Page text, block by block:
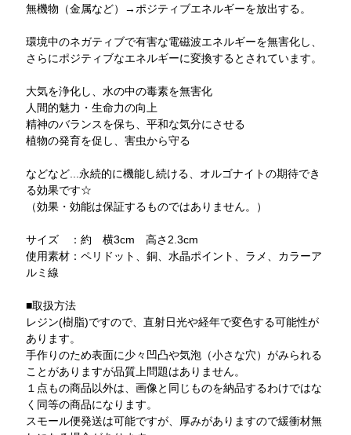
無機物（金属など）→ポジティブエネルギーを放出する。
環境中のネガティブで有害な電磁波エネルギーを無害化し、
さらにポジティブなエネルギーに変換するとされています。
大気を浄化し、水の中の毒素を無害化
人間的魅力・生命力の向上
精神のバランスを保ち、平和な気分にさせる
植物の発育を促し、害虫から守る
などなど...永続的に機能し続ける、オルゴナイトの期待でき
る効果です☆
（効果・効能は保証するものではありません。）
サイズ ：約 横3cm 高さ2.3cm
使用素材：ペリドット、銅、水晶ポイント、ラメ、カラーア
ルミ線
■取扱方法
レジン(樹脂)ですので、直射日光や経年で変色する可能性が
あります。
手作りのため表面に少々凹凸や気泡（小さな穴）がみられる
ことがありますが品質上問題はありません。
１点もの商品以外は、画像と同じものを納品するわけではな
く同等の商品になります。
スモール便発送は可能ですが、厚みがありますので緩衝材無